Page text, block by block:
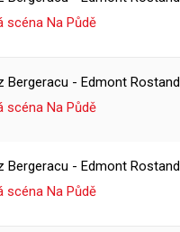
scéna Na Půdě
Bergeracu - Edmont Rostand
scéna Na Půdě
Bergeracu - Edmont Rostand
scéna Na Půdě